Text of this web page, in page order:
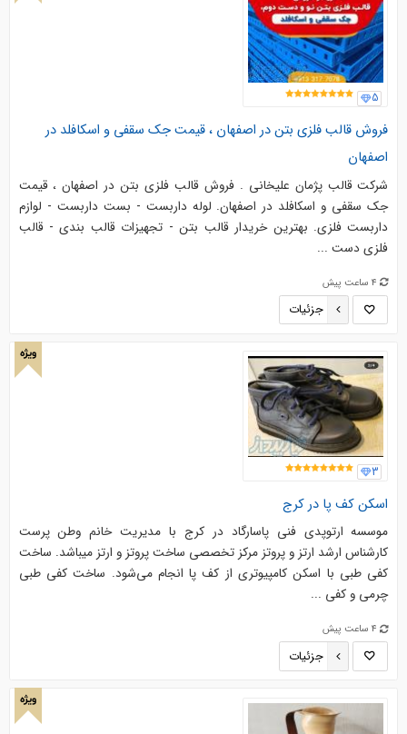
5
فروش قالب فلزی بتن در اصفهان ، قیمت جک سقفی و اسکافلد در
اصفهان
شرکت قالب پژمان علیخانی . فروش قالب فلزی بتن در اصفهان ، قیمت
جک سقفی و اسکافلد در اصفهان. لوله داربست - بست داربست - لوازم
داربست فلزی. بهترین خریدار قالب بتن - تجهیزات قالب بندی - قالب
فلزی دست ...
4 ساعت پیش
جزئیات
ویژه
3
اسکن کف پا در کرج
موسسه ارتوپدی فنی پاسارگاد در کرج با مدیریت خانم وطن پرست
کارشناس ارشد ارتز و پروتز مرکز تخصصی ساخت پروتز و ارتز میباشد. ساخت
کفی طبی با اسکن کامپیوتری از کف پا انجام می‌شود. ساخت کفی طبی
چرمی و کفی ...
4 ساعت پیش
جزئیات
ویژه